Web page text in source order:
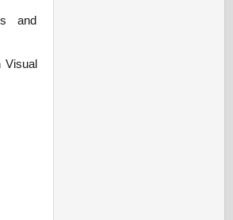
and
Visual